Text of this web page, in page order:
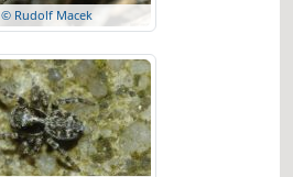
© Rudolf Macek